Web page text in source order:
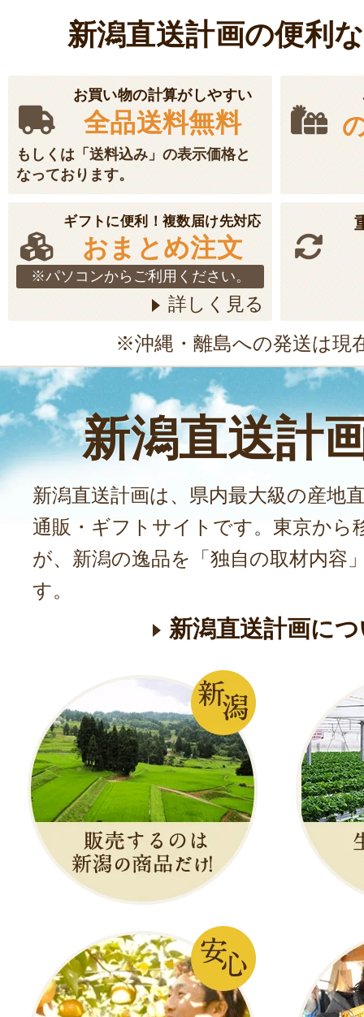
新潟直送計画の便利
お買い物の計算がしやすい
全品送料無料
もしくは「送料込み」の表示価格と
なっております。
ギフトに便利！複数届け先対応
おまとめ注文
※パソコンからご利用ください。
詳しく見る
※沖縄・離島への発送は現
新潟直送計
新潟直送計画は、県内最大級の産地
通販・ギフトサイトです。東京から
が、新潟の逸品を「独自の取材内容
す。
新潟直送計画に